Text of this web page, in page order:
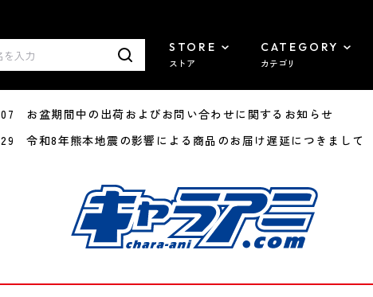
STORE
ストア
CATEGORY
カテゴリ
お盆期間中の出荷およびお問い合わせに関するお知らせ
令和8年熊本地震の影響による商品のお届け遅延につきまして